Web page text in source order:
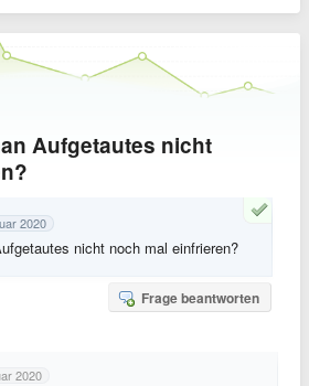
Aufgetautes nicht
2020
nicht noch mal einfrieren?
Frage beantworten
2020